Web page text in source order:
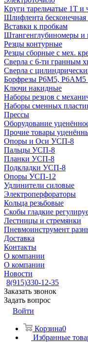
Круги тарельчатые 1Т
Шлифлента бесконечная
Вставки к пробкам
Штангенглубиномеры
Резцы контурные
Резцы сборные с мех.
Сверла с 6-ти гранным
Сверла с
Борфрезы Р6М5, Р6АМ5
Ключи накидные
Наборы резцов с
Наборы сменных
Прессы
Оборудование
Прочие товары
Опоры и Оси УСП-8
Пальцы УСП-8
Планки УСП-8
Подкладки УСП-8
Опоры УСП-12
Удлинители силовые
Электроперфораторы
Кольца резьбовые
Скобы гладкие
Лестницы и стремянки
Пневмоинструмент
Доставка
Контакты
О компании
О компании
Новости
8(915)330-12-35
Заказать звонок
Задать вопрос
Войти
Корзина0
Избранные